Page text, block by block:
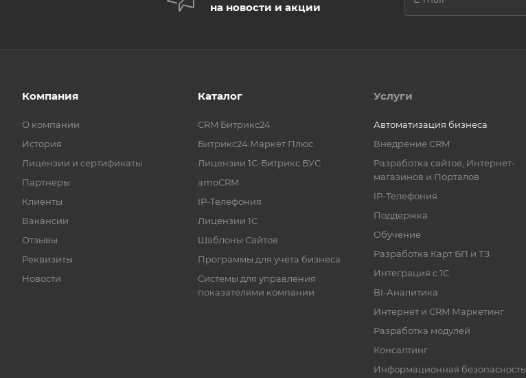
на новости и акции
Компания
О компании
История
Лицензии и сертификаты
Партнеры
Клиенты
Вакансии
Отзывы
Реквизиты
Новости
Каталог
CRM Битрикс24
Битрикс24.Маркет Плюс
Лицензии 1С-Битрикс БУС
amoCRM
IP-Телефония
Лицензии 1С
Шаблоны Сайтов
Программы для учета бизнеса
Системы для управления
показателями компании
Услуги
Автоматизация бизнеса
Внедрение CRM
Разработка сайтов, Интернет-
магазинов и Порталов
IP-Телефония
Поддержка
Обучение
Разработка Карт БП и ТЗ
Интеграция с 1С
BI-Аналитика
Интернет и CRM Маркетинг
Разработка модулей
Консалтинг
Информационная безопасность